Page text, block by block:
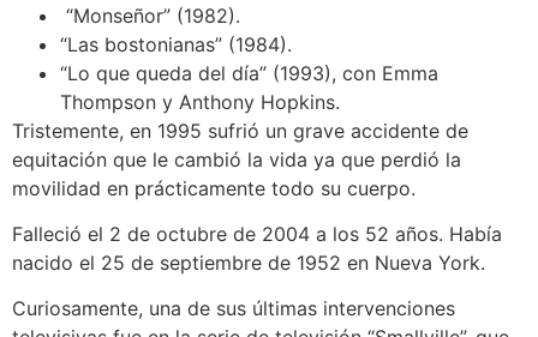
“Monseñor” (1982).
“Las bostonianas” (1984).
“Lo que queda del día” (1993), con Emma
Thompson y Anthony Hopkins.
Tristemente, en 1995 sufrió un grave accidente de
equitación que le cambió la vida ya que perdió la
movilidad en prácticamente todo su cuerpo.
Falleció el 2 de octubre de 2004 a los 52 años. Había
nacido el 25 de septiembre de 1952 en Nueva York.
Curiosamente, una de sus últimas intervenciones